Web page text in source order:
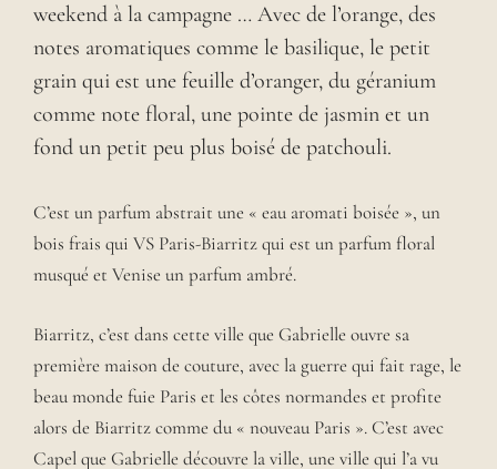
weekend à la campagne … Avec de l’orange, des
notes aromatiques comme le basilique, le petit
grain qui est une feuille d’oranger, du géranium
comme note floral, une pointe de jasmin et un
fond un petit peu plus boisé de patchouli.
C’est un parfum abstrait une « eau aromati boisée », un
bois frais qui VS Paris-Biarritz qui est un parfum floral
musqué et Venise un parfum ambré.
Biarritz, c’est dans cette ville que Gabrielle ouvre sa
première maison de couture, avec la guerre qui fait rage, le
beau monde fuie Paris et les côtes normandes et profite
alors de Biarritz comme du « nouveau Paris ». C’est avec
Capel que Gabrielle découvre la ville, une ville qui l’a vu